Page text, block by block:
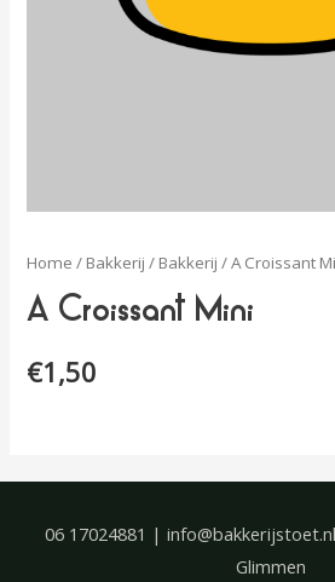
Home / Bakkerij / Bakkerij / A Croissant
A Croissant Mini
€1,50
06 17024881 |
Glimmen